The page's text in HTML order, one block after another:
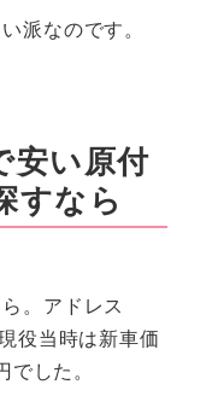
派なのです。
安い原付
すなら
。アドレス
役当時は新車価
した。